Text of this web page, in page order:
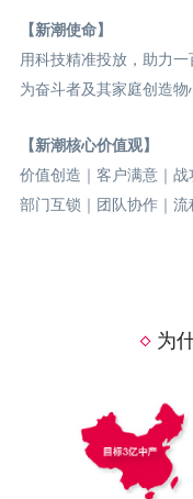
【新潮使命】
用科技精准投放，助力
为奋斗者及其家庭创造
【新潮核心价值观】
价值创造｜客户满意｜
部门互锁｜团队协作｜
为